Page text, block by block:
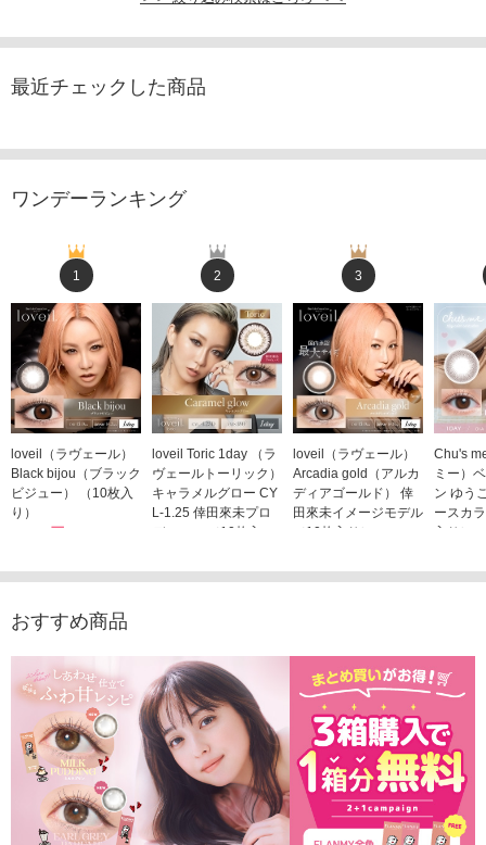
最近チェックした商品
ワンデーランキング
1
loveil（ラヴェール）
Black bijou（ブラック
ビジュー） （10枚入
り）
1,760円
2
loveil Toric 1day （ラ
ヴェールトーリック）
キャラメルグロー CY
L-1.25 倖田來未プロ
デュース （10枚入
1,760円(税込)
3
loveil（ラヴェール）
Arcadia gold（アルカ
ディアゴールド） 倖
田來未イメージモデル
（10枚入り）
Chu's
ミー）
ン ゆう
ースカ
入り）
おすすめ商品